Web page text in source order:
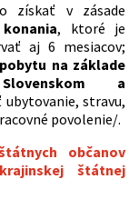
získať v zásade
, ktoré je
aj 6 mesiacov;
na základe
a
stravu,
povolenie/.
občanov
štátnej